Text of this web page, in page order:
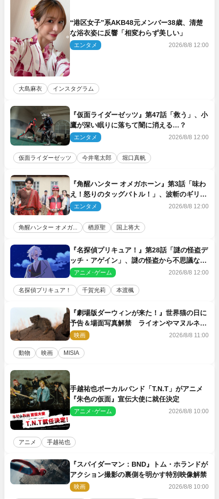
“港区女子”系AKB48元メンバー38歳、清楚
な浴衣姿に反響「相変わらず美しい」
エンタメ 2026/8/8 12:00
大島麻衣 インスタグラム
『仮面ライダーゼッツ』第47話「救う」、小
鷹が深い眠りに落ちて闇に消える…？
エンタメ 2026/8/8 12:00
仮面ライダーゼッツ 今井竜太郎 堀口真帆
『角醒ハンター オメガホーン』第3話「味わ
え！怒りのタッグバトル！」、波斬のギリコ
がハンターバトルを挑んできた！
エンタメ 2026/8/8 12:00
角醒ハンター オメガ... 楢原聖 国上将大
『名探偵プリキュア！』第28話「謎の怪盗デ
ッチ・アゲイン」、謎の怪盗から不思議な予
告状が届く
アニメ･ゲーム 2026/8/8 12:00
名探偵プリキュア！ 千賀光莉 本渡楓
『劇場版ダーウィンが来た！』世界猫の日に
予告＆場面写真解禁 ライオンやマヌルネコ
の赤ちゃんが大集合
映画 2026/8/8 11:00
動物 映画 MISIA
手越祐也ボーカルバンド「T.N.T」がアニメ
『朱色の仮面』宣伝大使に就任決定
アニメ･ゲーム 2026/8/8 10:00
アニメ 手越祐也
『スパイダーマン：BND』トム・ホランドが
アクション撮影の裏側を明かす特別映像解禁
映画 2026/8/8 10:00